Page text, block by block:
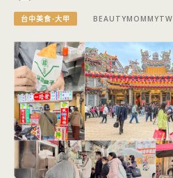
台中美食-大甲 BEAUTYMOMMYTW